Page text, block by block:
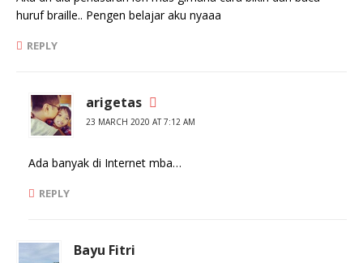
huruf braille.. Pengen belajar aku nyaaa
REPLY
arigetas
23 MARCH 2020 AT 7:12 AM
Ada banyak di Internet mba…
REPLY
Bayu Fitri